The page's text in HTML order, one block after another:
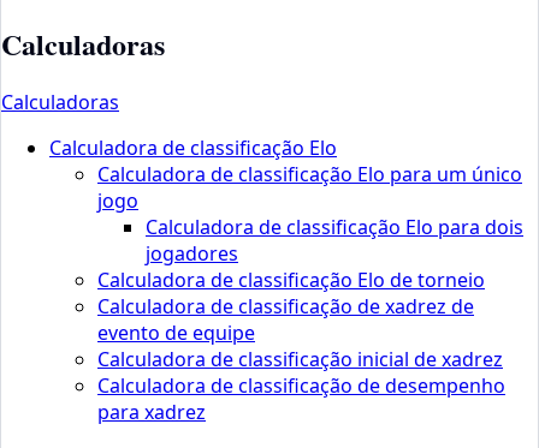
Calculadoras
Calculadoras
Calculadora de classificação Elo
Calculadora de classificação Elo para um único
jogo
Calculadora de classificação Elo para dois
jogadores
Calculadora de classificação Elo de torneio
Calculadora de classificação de xadrez de
evento de equipe
Calculadora de classificação inicial de xadrez
Calculadora de classificação de desempenho
para xadrez